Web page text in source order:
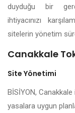
duyduğu bir
ihtiyacınızı
sitelerin yönetim
Canakkale
Site Yönetimi
BİSİYON,
yasalara uygun